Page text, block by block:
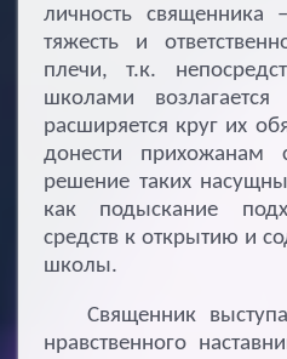
личность священника
тяжесть и
плечи, т.к.
школами
расширяется круг их
донести
решение таких
как подыскание
средств к открытию и
школы.
Священник
нравственного